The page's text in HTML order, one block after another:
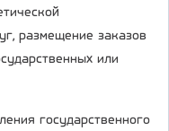
размещение заказов
или
государственного